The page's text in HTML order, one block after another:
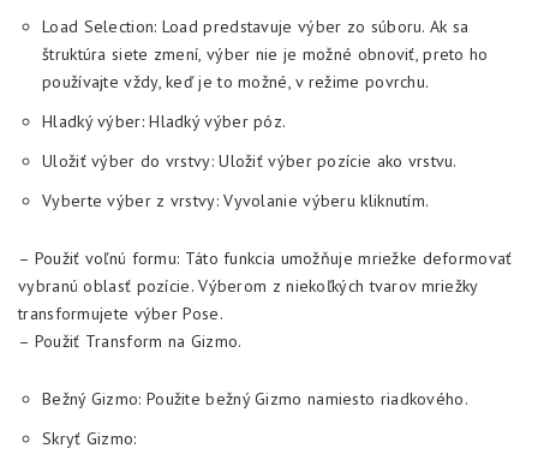
Load Selection: Load predstavuje výber zo súboru. Ak sa
štruktúra siete zmení, výber nie je možné obnoviť, preto ho
používajte vždy, keď je to možné, v režime povrchu.
Hladký výber: Hladký výber póz.
Uložiť výber do vrstvy: Uložiť výber pozície ako vrstvu.
Vyberte výber z vrstvy: Vyvolanie výberu kliknutím.
– Použiť voľnú formu: Táto funkcia umožňuje mriežke deformovať
vybranú oblasť pozície. Výberom z niekoľkých tvarov mriežky
transformujete výber Pose.
– Použiť Transform na Gizmo.
Bežný Gizmo: Použite bežný Gizmo namiesto riadkového.
Skryť Gizmo: